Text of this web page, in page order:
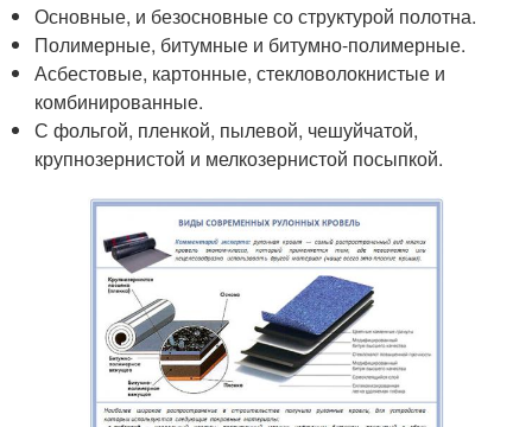
Основные, и безосновные со структурой полотна.
Полимерные, битумные и битумно-полимерные.
Асбестовые, картонные, стекловолокнистые и
комбинированные.
С фольгой, пленкой, пылевой, чешуйчатой,
крупнозернистой и мелкозернистой посыпкой.